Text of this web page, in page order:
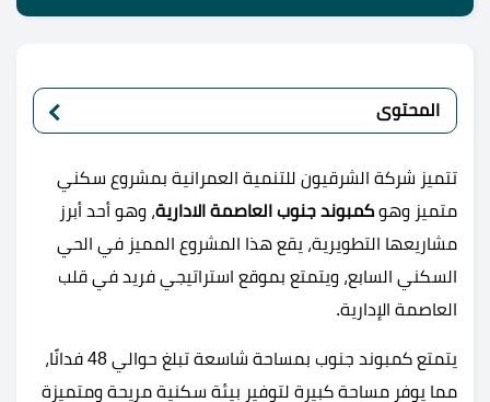
المحتوى
تتميز شركة الشرقيون للتنمية العمرانية بمشروع سكني
متميز وهو كمبوند جنوب العاصمة الادارية، وهو أحد أبرز
مشاريعها التطويرية، يقع هذا المشروع المميز في الحي
السكني السابع، ويتمتع بموقع استراتيجي فريد في قلب
العاصمة الإدارية.
يتمتع كمبوند جنوب بمساحة شاسعة تبلغ حوالي 48 فدانًا،
مما يوفر مساحة كبيرة لتوفير بيئة سكنية مريحة ومتميزة